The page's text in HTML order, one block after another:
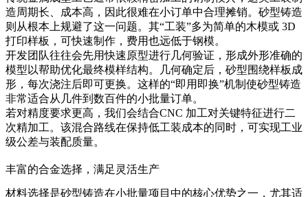
造周期长、成本高，因此很难在小订单中合理摊销。砂型铸造
则从根本上规避了这一问题。其“工装”多为简单的木模或 3D
打印样板，可快速制作，费用也远低于钢模。
开发团队往往会先用快速原型进行几何验证，形成外形准确的
模型以帮助优化最终模样结构。几何确定后，砂型围绕样板成
形，每次浇注后即可更换。这样的“即用即换”机制使砂型铸造
非常适合从几件到数百件的小批量订单。
若对精度要求更高，我们会结合CNC 加工对关键特征进行二
次精加工。该混合路线在保持低工装成本的同时，可实现工业
级公差与装配质量。
丰富的合金选择，满足灵活生产
材料选择是砂型铸造在小批量项目中的核心优势之一，尤其适